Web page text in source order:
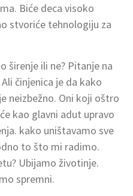
Biće deca visoko
stvoriće tehnologiju za
širenje ili ne? Pitanje na
činjenica je da kako
neizbežno. Oni koji oštro
kao glavni adut upravo
kako uništavamo sve
to što mi radimo.
Ubijamo životinje.
spremni.